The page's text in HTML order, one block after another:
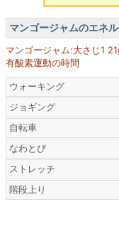
マンゴージャムのエネ
マンゴージャム:大さじ1
有酸素運動の時間
ウォーキング
ジョギング
自転車
なわとび
ストレッチ
階段上り